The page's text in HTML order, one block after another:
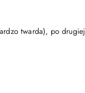
twarda), po